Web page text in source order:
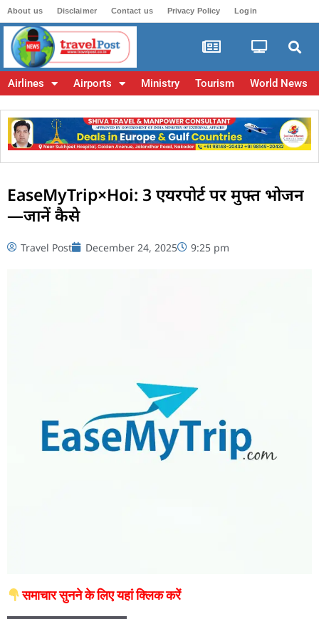
About us Disclaimer Contact us Privacy Policy Login
Airlines Airports Ministry Tourism World News
EaseMyTrip×Hoi: 3 एयरपोर्ट पर मुफ्त भोजन
—जानें कैसे
Travel Post December 24, 2025 9:25 pm
समाचार सुनने के लिए यहां क्लिक करें